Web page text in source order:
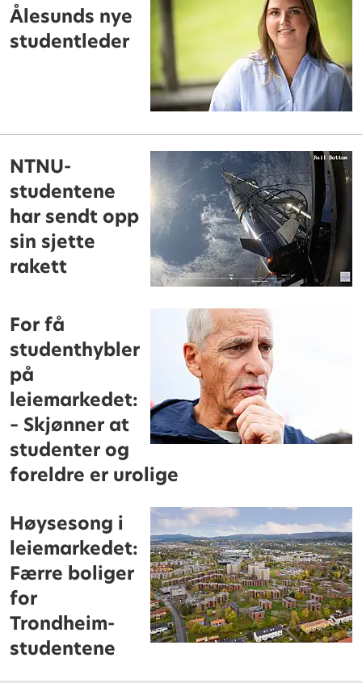
Ålesunds nye
studentleder
NTNU-
studentene
har sendt opp
sin sjette
rakett
For få
studenthybler
på
leiemarkedet:
– Skjønner at
studenter og
foreldre er urolige
Høysesong i
leiemarkedet:
Færre boliger
for
Trondheim-
studentene